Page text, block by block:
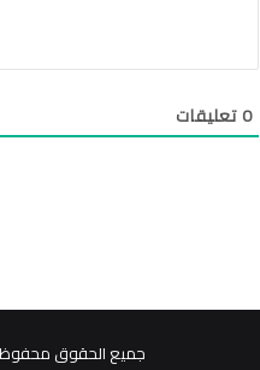
0تعليقات
جميع الحقوق محفوظة